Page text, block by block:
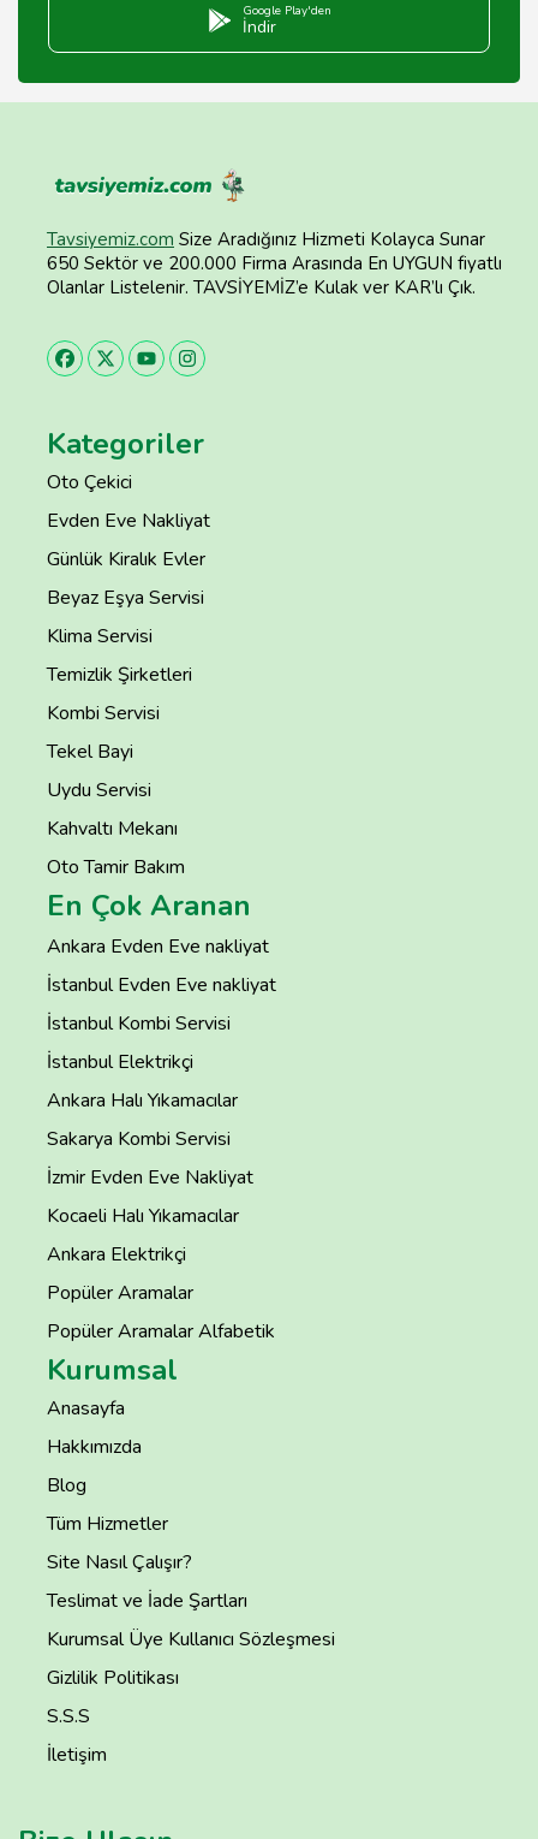
Google Play'den
İndir
Tavsiyemiz.com Size Aradığınız Hizmeti Kolayca Sunar
650 Sektör ve 200.000 Firma Arasında En UYGUN fiyatlı
Olanlar Listelenir. TAVSİYEMİZ’e Kulak ver KAR’lı Çık.
Kategoriler
Oto Çekici
Evden Eve Nakliyat
Günlük Kiralık Evler
Beyaz Eşya Servisi
Klima Servisi
Temizlik Şirketleri
Kombi Servisi
Tekel Bayi
Uydu Servisi
Kahvaltı Mekanı
Oto Tamir Bakım
En Çok Aranan
Ankara Evden Eve nakliyat
İstanbul Evden Eve nakliyat
İstanbul Kombi Servisi
İstanbul Elektrikçi
Ankara Halı Yıkamacılar
Sakarya Kombi Servisi
İzmir Evden Eve Nakliyat
Kocaeli Halı Yıkamacılar
Ankara Elektrikçi
Popüler Aramalar
Popüler Aramalar Alfabetik
Kurumsal
Anasayfa
Hakkımızda
Blog
Tüm Hizmetler
Site Nasıl Çalışır?
Teslimat ve İade Şartları
Kurumsal Üye Kullanıcı Sözleşmesi
Gizlilik Politikası
S.S.S
İletişim